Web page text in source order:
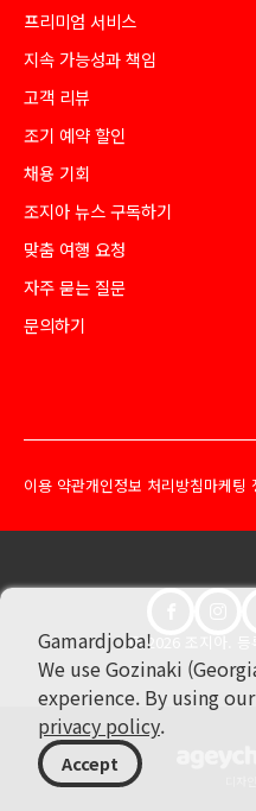
프리미엄 서비스
지속 가능성과 책임
고객 리뷰
조기 예약 할인
채용 기회
조지아 뉴스 구독하기
맞춤 여행 요청
자주 묻는 질문
문의하기
이용 약관개인정보 처리방침마케팅
© 2026 조지아. 등
Gamardjoba!
We use Gozinaki
experience. By using
privacy policy.
Accept